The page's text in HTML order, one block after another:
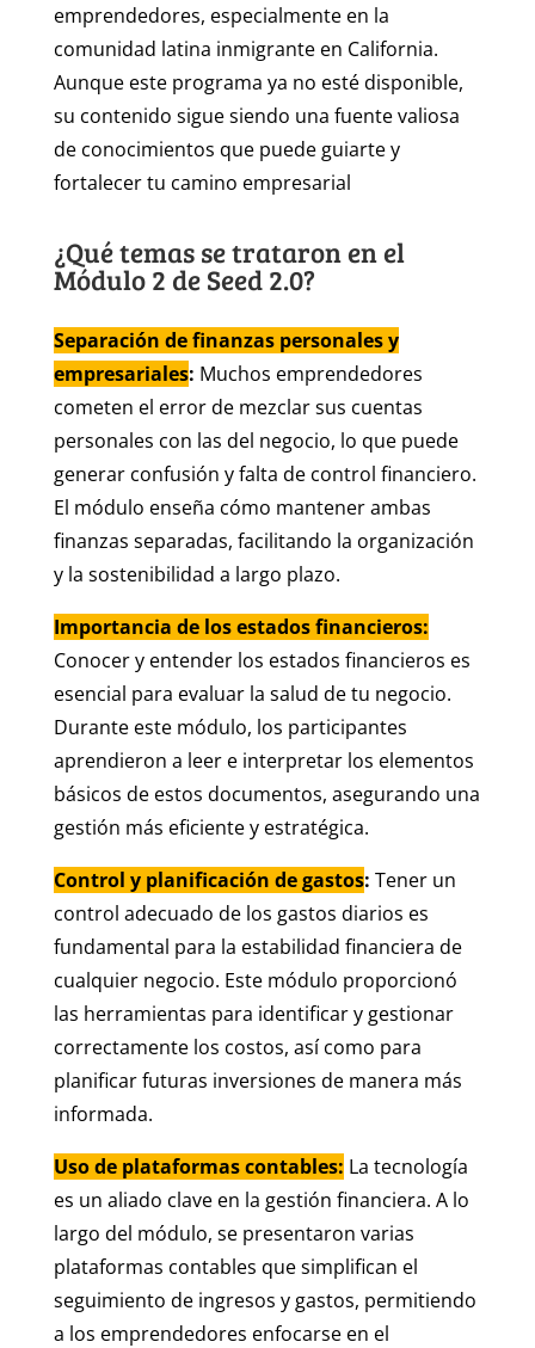
emprendedores, especialmente en la
comunidad latina inmigrante en California.
Aunque este programa ya no esté disponible,
su contenido sigue siendo una fuente valiosa
de conocimientos que puede guiarte y
fortalecer tu camino empresarial
¿Qué temas se trataron en el
Módulo 2 de Seed 2.0?
Separación de finanzas personales y
empresariales: Muchos emprendedores
cometen el error de mezclar sus cuentas
personales con las del negocio, lo que puede
generar confusión y falta de control financiero.
El módulo enseña cómo mantener ambas
finanzas separadas, facilitando la organización
y la sostenibilidad a largo plazo.
Importancia de los estados financieros:
Conocer y entender los estados financieros es
esencial para evaluar la salud de tu negocio.
Durante este módulo, los participantes
aprendieron a leer e interpretar los elementos
básicos de estos documentos, asegurando una
gestión más eficiente y estratégica.
Control y planificación de gastos: Tener un
control adecuado de los gastos diarios es
fundamental para la estabilidad financiera de
cualquier negocio. Este módulo proporcionó
las herramientas para identificar y gestionar
correctamente los costos, así como para
planificar futuras inversiones de manera más
informada.
Uso de plataformas contables: La tecnología
es un aliado clave en la gestión financiera. A lo
largo del módulo, se presentaron varias
plataformas contables que simplifican el
seguimiento de ingresos y gastos, permitiendo
a los emprendedores enfocarse en el